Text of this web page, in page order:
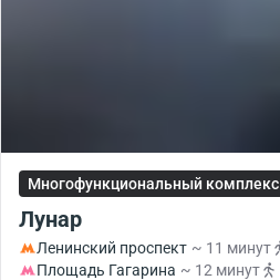
Многофункциональный комплекс
Лунар
Ленинский проспект ~ 11 минут
Площадь Гагарина ~ 12 минут